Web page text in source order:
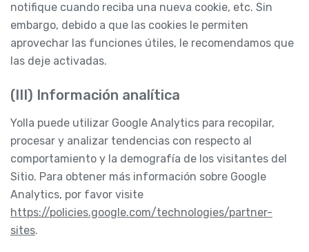
notifique cuando reciba una nueva cookie, etc. Sin
embargo, debido a que las cookies le permiten
aprovechar las funciones útiles, le recomendamos que
las deje activadas.
(III) Información analítica
Yolla puede utilizar Google Analytics para recopilar,
procesar y analizar tendencias con respecto al
comportamiento y la demografía de los visitantes del
Sitio. Para obtener más información sobre Google
Analytics, por favor visite
https://policies.google.com/technologies/partner-
sites.